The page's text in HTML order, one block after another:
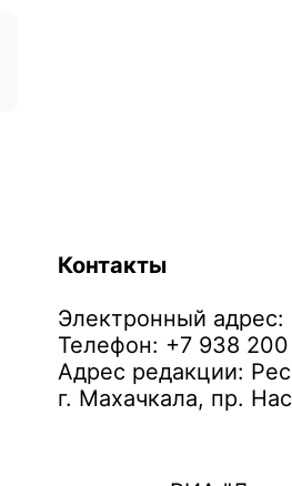
Контакты
Электронный адрес:
Телефон: +7 938
Адрес редакции:
г. Махачкала, пр.